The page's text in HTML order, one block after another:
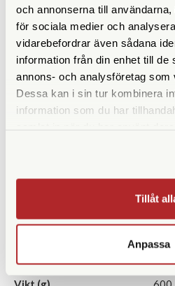
och annonserna till
för sociala medier och
vidarebefordrar även sådana
information från din enhet till de
annons- och analysföretag som
Dessa kan i sin tur kombinera
information som du har
Tillåt
Anpassa
Synfält (º) 6,4
Synfält på 1000 m 110
Närgräns (m)
Vattentät Nej,
Prismatyp
(mm)